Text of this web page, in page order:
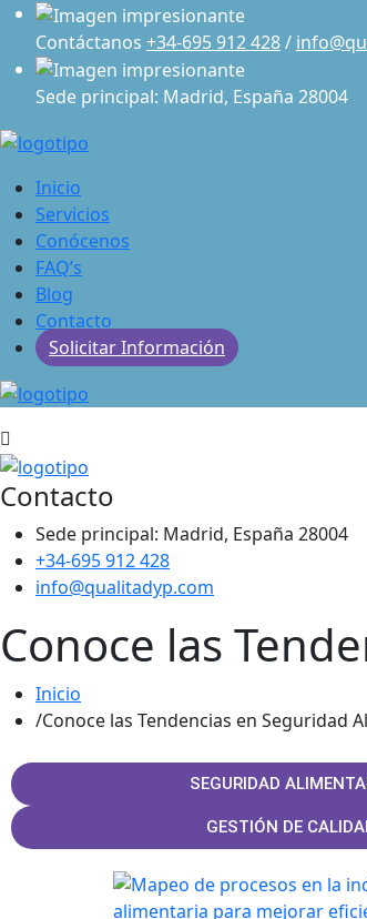
Contáctanos +34-695 912 428/
Sede principal: Madrid, España 28004
Inicio
Servicios
Conócenos
FAQ’s
Blog
Contacto
Solicitar Información
Contacto
Sede principal: Madrid, España 28004
+34-695 912 428
info@qualitadyp.com
Conoce las
Inicio
Conoce las Tendencias en Seguridad
SEGURIDAD
GESTIÓN DE